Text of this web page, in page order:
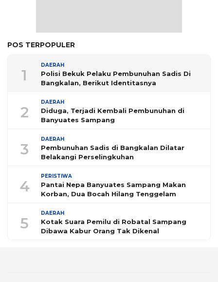
POS TERPOPULER
1
DAERAH
Polisi Bekuk Pelaku Pembunuhan Sadis Di
Bangkalan, Berikut Identitasnya
2
DAERAH
Diduga, Terjadi Kembali Pembunuhan di
Banyuates Sampang
3
DAERAH
Pembunuhan Sadis di Bangkalan Dilatar
Belakangi Perselingkuhan
4
PERISTIWA
Pantai Nepa Banyuates Sampang Makan
Korban, Dua Bocah Hilang Tenggelam
5
DAERAH
Kotak Suara Pemilu di Robatal Sampang
Dibawa Kabur Orang Tak Dikenal